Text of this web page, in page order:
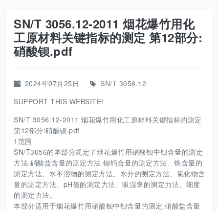
SN/T 3056.12-2011 烟花爆竹用化
工原材料关键指标的测定 第12部分:
硝酸钡.pdf
2024年07月25日
SN/T 3056.12
SUPPORT THIS WEBSITE!
SN/T 3056.12-2011 烟花爆竹用化工原材料关键指标的测定
第12部分:硝酸钡.pdf
1范围
SN/T3056的本部分规定了烟花爆竹用硝酸钡中钡含量的测定
方法.硝酸盐含量的测定方法.锶钙合量的测定方法、铁含量的
测定方法、水不溶物的测定方法、水分的测定方法、氯化物含
量的测定方法、pH值的测定力法、吸湿率的测定力法、细度
的测定力法。
本部分适用于烟花爆竹用硝酸钡中钡含量的测定.硝酸盐含量